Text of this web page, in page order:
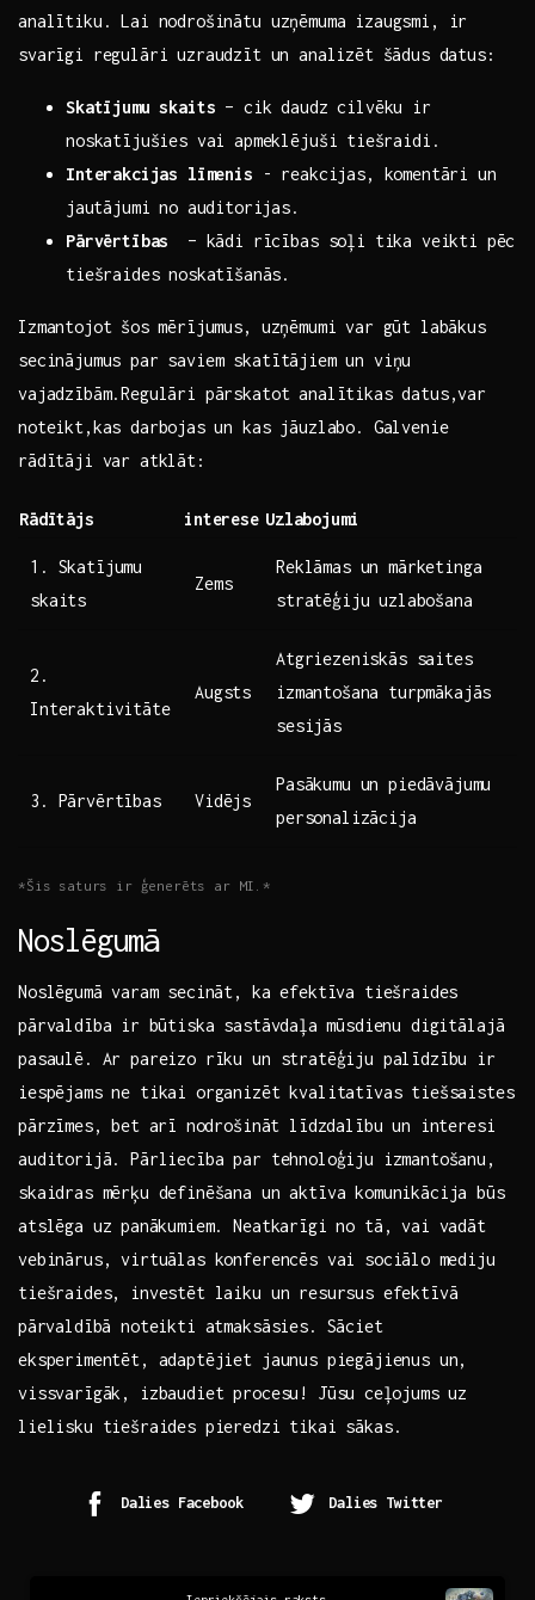
analītiku. Lai nodrošinātu uzņēmuma izaugsmi, ir
svarīgi regulāri uzraudzīt ⁢un‌ analizēt šādus datus: ​
Skatījumu skaits – cik daudz cilvēku ir
noskatījušies vai apmeklējuši ⁤tiešraidi.
Interakcijas līmenis -​ reakcijas, komentāri⁢ un
⁣jautājumi no auditorijas.
Pārvērtības ‍ – kādi rīcības soļi tika veikti pēc
‌tiešraides noskatīšanās.
Izmantojot šos⁢ mērījumus, uzņēmumi var‍ gūt labākus
‍secinājumus par saviem skatītājiem un viņu
‌vajadzībām.Regulāri pārskatot analītikas datus,var
noteikt,kas darbojas ⁣un kas jāuzlabo. Galvenie
rādītāji var atklāt:
Rādītājs interese Uzlabojumi
1. Skatījumu
skaits
Zems
Reklāmas un mārketinga
stratēģiju uzlabošana
2.
Interaktivitāte
Augsts
Atgriezeniskās saites
izmantošana turpmākajās
sesijās
3. Pārvērtības Vidējs
Pasākumu un piedāvājumu
personalizācija
*Šis saturs ir ģenerēts ar ⁣MI.*
Noslēgumā
Noslēgumā ⁣varam secināt, ka​ efektīva tiešraides
pārvaldība ⁢ir būtiska sastāvdaļa⁣ mūsdienu digitālajā
pasaulē. Ar pareizo rīku un stratēģiju palīdzību ir⁣
iespējams ne tikai organizēt kvalitatīvas tiešsaistes
pārzīmes, bet⁢ arī ⁣nodrošināt līdzdalību un interesi
auditorijā. Pārliecība par tehnoloģiju izmantošanu,
skaidras ‍mērķu definēšana un aktīva komunikācija būs
atslēga uz⁤ panākumiem. Neatkarīgi​ no tā, vai vadāt
vebinārus, virtuālas konferencēs‍ vai sociālo ⁢mediju
tiešraides, investēt laiku un resursus efektīvā
⁣pārvaldībā noteikti ‍atmaksāsies. Sāciet
eksperimentēt, adaptējiet jaunus piegājienus un,
vissvarīgāk, izbaudiet procesu! Jūsu⁢ ceļojums uz
lielisku tiešraides pieredzi tikai sākas.
Dalies Facebook Dalies Twitter